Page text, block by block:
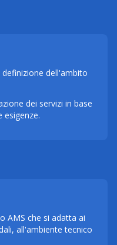
dell'ambito
dei servizi in base
esigenze.
AMS che si adatta ai
all'ambiente tecnico